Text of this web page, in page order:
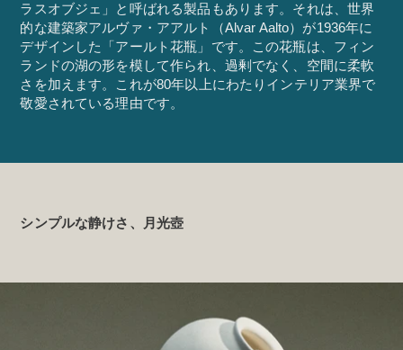
ラスオブジェ」と呼ばれる製品もあります。それは、世界
的な建築家アルヴァ・アアルト（Alvar Aalto）が1936年に
デザインした「アールト花瓶」です。この花瓶は、フィン
ランドの湖の形を模して作られ、過剰でなく、空間に柔軟
さを加えます。これが80年以上にわたりインテリア業界で
敬愛されている理由です。
シンプルな静けさ、月光壺